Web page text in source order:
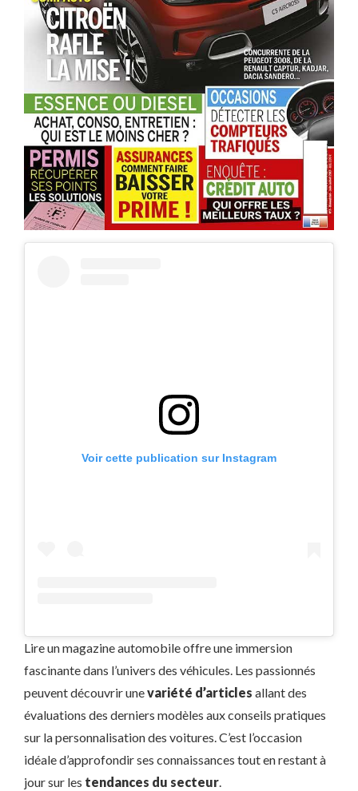
Voir cette publication sur Instagram
Lire un magazine automobile offre une immersion
fascinante dans l’univers des véhicules. Les passionnés
peuvent découvrir unevariété d’articles allant des
évaluations des derniers modèles aux conseils pratiques
sur la personnalisation des voitures. C’est l’occasion
idéale d’approfondir ses connaissances tout en restant à
jour sur les tendances du secteur.